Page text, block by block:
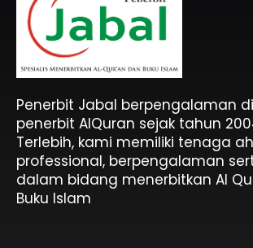
Penerbit Al Quran Jabal
Penerbit Al Quran & Buku Islam Berpengalaman Sejak 2004
Penerbit Jabal berpengalaman
penerbit AlQuran sejak tahun
Terlebih, kami memiliki tenaga
professional, berpengalaman
dalam bidang menerbitkan Al
Buku Islam